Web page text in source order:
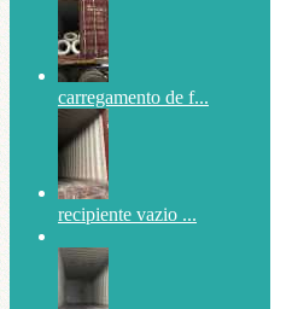
carregamento de f...
recipiente vazio ...